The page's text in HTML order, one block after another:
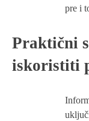
pre i
Praktični
iskoristiti